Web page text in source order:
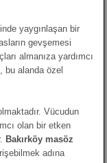
yaygınlaşan bir
gevşemesi
almanıza yardımcı
bu alanda özel
Vücudun
olan bir etken
Bakırköy masöz
adına